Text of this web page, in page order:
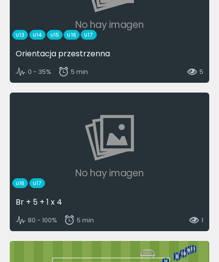
No hay imagen
U13 U14 U15 U16 U17
Orientacja przestrzenna
0 - 35% 5 min 5
No hay imagen
U16 U17
Br + 5 + 1 x 4
80 - 100% 5 min 1